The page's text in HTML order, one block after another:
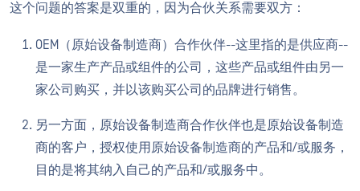
这个问题的答案是双重的，因为合伙关系需要双方：
OEM（原始设备制造商）合作伙伴--这里指的是供应商--
是一家生产产品或组件的公司，这些产品或组件由另一
家公司购买，并以该购买公司的品牌进行销售。
另一方面，原始设备制造商合作伙伴也是原始设备制造
商的客户，授权使用原始设备制造商的产品和/或服务，
目的是将其纳入自己的产品和/或服务中。